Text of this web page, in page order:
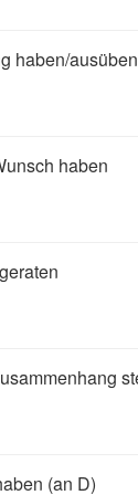
haben/ausüben
haben
(an D)